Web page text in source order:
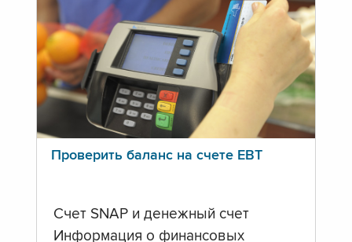
Проверить баланс на счете ЕВТ
Счет SNAP и денежный счет
Информация о финансовых